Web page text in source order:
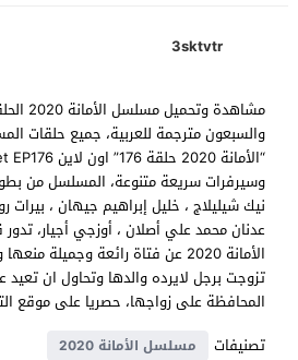
3sktvtr
والسبعون مترجمة للعربية، جميع حلقات
وسيرفرات سريعة متنوعة، المسلسل من
نيك شيليلاج ، خليل إبراهيم جيهان ، بيرات
عدنان محمد علي أصلان ، أوزجي أجيار،
الأمانة 2020 عن فتاة رائعة وجميلة
تزوجت برجل لايرده والدها وتحاول ان تعيد
المحافظة على زواجها، حصريا على موقع
تصنيفات
مسلسل الأمانة 2020